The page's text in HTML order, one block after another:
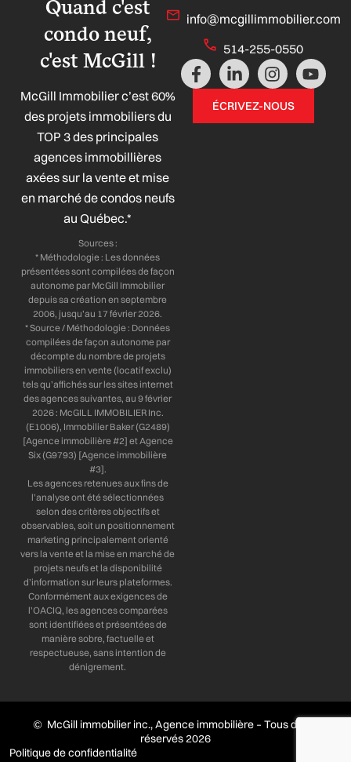
Quand c'est
condo neuf,
c'est McGill !
McGill Immobilier c’est 60%
des projets immobiliers du
TOP 3 des principales
agences immobillières
axées sur la vente et mise
en marché de condos neufs
au Québec.*
Sources :
* Méthodologie : Les données
présentées sont compilées de façon
autonome par McGill Immobilier
depuis sa création en septembre
2006, jusqu’au 17 février 2026.
* Source / Méthodologie : Données
compilées de façon autonome par
décompte du nombre de projets
immobiliers en vente (locatif exclu)
tels qu’affichés sur les sites internet
des agences suivantes, au 9 février
2026 : McGILL IMMOBILIER Inc.
(E1006), Immobilier Baker (G2489)
[Agence immobilière #2] et Agence
Six (G9793) [Agence immobilière
#3].
Les agences retenues aux fins de
l’analyse ont été sélectionnées
selon des critères objectifs et
observables, soit un positionnement
marketing principalement orienté
vers la vente et la mise en marché de
projets neufs et la disponibilité
d’information sur leurs plateformes.
Conformément aux exigences de
l’OACIQ, les agences comparées
sont identifiées et présentées de
manière sobre, factuelle et
respectueuse, sans intention de
dénigrement.
info@mcgillimmobilier.com
514-255-0550
F
a
L
i
n
k
I
n
s
t
Y
o
ÉCRIVEZ-NOUS
© McGill immobilier inc., Agence immobilière – Tous droits
réservés 2026
Politique de confidentialité